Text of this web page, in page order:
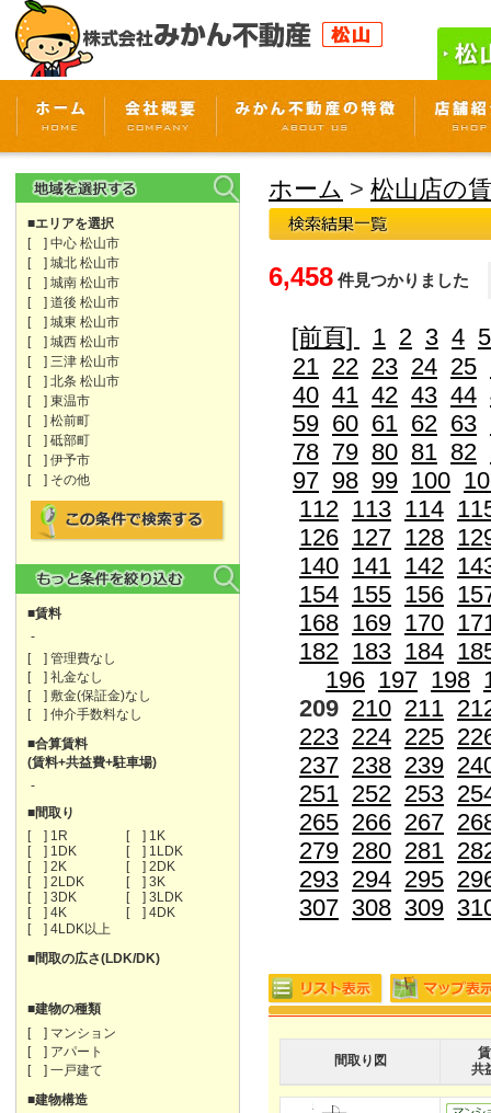
■エリアを選択
[ ] 中心 松山市
[ ] 城北 松山市
[ ] 城南 松山市
[ ] 道後 松山市
[ ] 城東 松山市
[ ] 城西 松山市
[ ] 三津 松山市
[ ] 北条 松山市
[ ] 東温市
[ ] 松前町
[ ] 砥部町
[ ] 伊予市
[ ] その他
■賃料
-
[ ] 管理費なし
[ ] 礼金なし
[ ] 敷金(保証金)なし
[ ] 仲介手数料なし
■合算賃料
(賃料+共益費+駐車場)
-
■間取り
[ ] 1R
[ ] 1K
[ ] 1DK
[ ] 1LDK
[ ] 2K
[ ] 2DK
[ ] 2LDK
[ ] 3K
[ ] 3DK
[ ] 3LDK
[ ] 4K
[ ] 4DK
[ ] 4LDK以上
■間取の広さ(LDK/DK)
■建物の種類
[ ] マンション
[ ] アパート
[ ] 一戸建て
■建物構造
ホーム > 松山店の
6,458 件見つかりました
[前頁] 1 2 3 4 5
21 22 23 24 25
40 41 42 43 44
59 60 61 62 63
78 79 80 81 82
97 98 99 100
112 113 114
126 127 128
140 141 142
154 155 156
168 169 170
182 183 184
196 197 198
209 210 211
223 224 225
237 238 239
251 252 253
265 266 267
279 280 281
293 294 295
307 308 309
間取り図
共